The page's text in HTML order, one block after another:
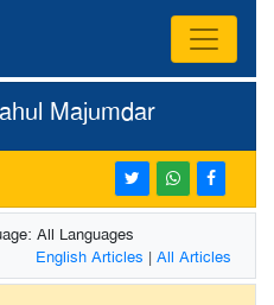
Majumdar
All Languages
English Articles | All Articles